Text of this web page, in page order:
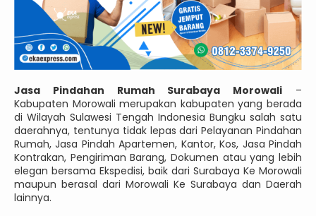
Jasa Pindahan Rumah Surabaya Morowali –
Kabupaten Morowali merupakan kabupaten yang berada
di Wilayah Sulawesi Tengah Indonesia Bungku salah satu
daerahnya, tentunya tidak lepas dari Pelayanan Pindahan
Rumah, Jasa Pindah Apartemen, Kantor, Kos, Jasa Pindah
Kontrakan, Pengiriman Barang, Dokumen atau yang lebih
elegan bersama Ekspedisi, baik dari Surabaya Ke Morowali
maupun berasal dari Morowali Ke Surabaya dan Daerah
lainnya.